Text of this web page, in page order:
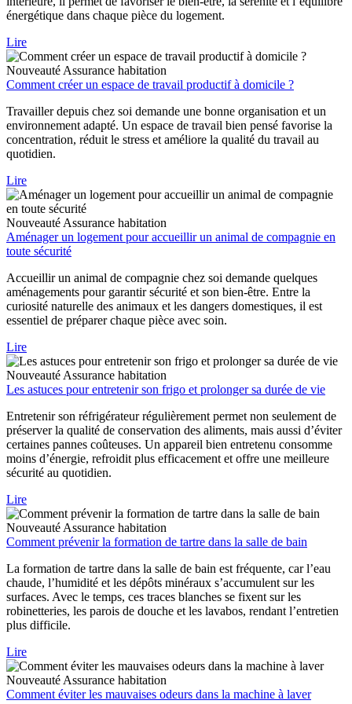
énergétique dans chaque pièce du logement.
Lire
Nouveauté Assurance habitation
Comment créer un espace de travail productif à domicile ?
Travailler depuis chez soi demande une bonne organisation et un
environnement adapté. Un espace de travail bien pensé favorise la
concentration, réduit le stress et améliore la qualité du travail au
quotidien.
Lire
Nouveauté Assurance habitation
Aménager un logement pour accueillir un animal de compagnie en
toute sécurité
Accueillir un animal de compagnie chez soi demande quelques
aménagements pour garantir sécurité et son bien-être. Entre la
curiosité naturelle des animaux et les dangers domestiques, il est
essentiel de préparer chaque pièce avec soin.
Lire
Nouveauté Assurance habitation
Les astuces pour entretenir son frigo et prolonger sa durée de vie
Entretenir son réfrigérateur régulièrement permet non seulement de
préserver la qualité de conservation des aliments, mais aussi d’éviter
certaines pannes coûteuses. Un appareil bien entretenu consomme
moins d’énergie, refroidit plus efficacement et offre une meilleure
sécurité au quotidien.
Lire
Nouveauté Assurance habitation
Comment prévenir la formation de tartre dans la salle de bain
La formation de tartre dans la salle de bain est fréquente, car l’eau
chaude, l’humidité et les dépôts minéraux s’accumulent sur les
surfaces. Avec le temps, ces traces blanches se fixent sur les
robinetteries, les parois de douche et les lavabos, rendant l’entretien
plus difficile.
Lire
Nouveauté Assurance habitation
Comment éviter les mauvaises odeurs dans la machine à laver